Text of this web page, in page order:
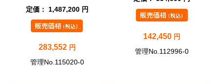
定価： 1,487,200 円
283,552 円
管理No.115020-0
142,450 円
管理No.112996-0